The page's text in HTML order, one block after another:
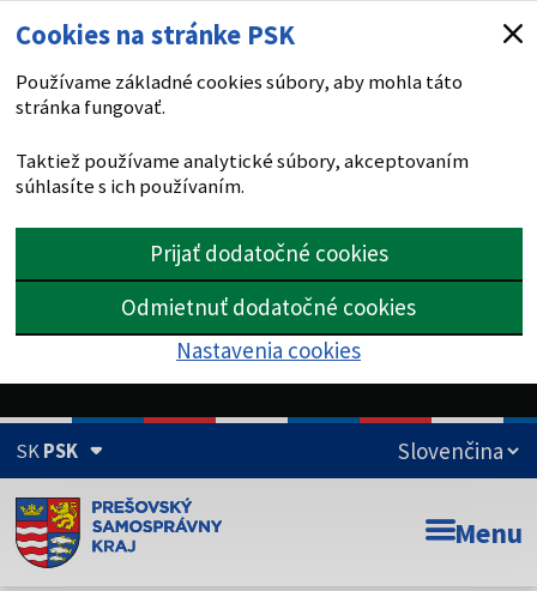
Cookies na stránke PSK
Používame základné cookies súbory, aby mohla táto
stránka fungovať.
Taktiež používame analytické súbory, akceptovaním
súhlasíte s ich používaním.
Prijať dodatočné cookies
Odmietnuť dodatočné cookies
Nastavenia cookies
SKPSK
Doména psk.sk je oficiálna
Toto je oficiálna webová stránka Prešovského
Menu